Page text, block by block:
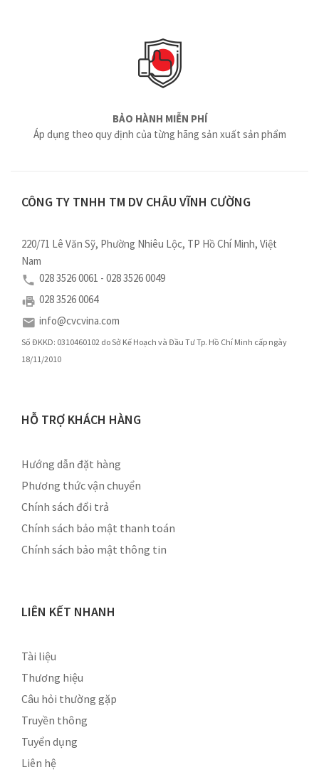
BẢO HÀNH MIỄN PHÍ
Áp dụng theo quy định của từng hãng sản xuất sản phẩm
CÔNG TY TNHH TM DV CHÂU VĨNH CƯỜNG
220/71 Lê Văn Sỹ, Phường Nhiêu Lộc, TP Hồ Chí Minh, Việt
Nam
028 3526 0061 - 028 3526 0049
028 3526 0064
info@cvcvina.com
Số ĐKKD: 0310460102 do Sở Kế Hoạch và Đầu Tư Tp. Hồ Chí Minh cấp ngày
18/11/2010
HỖ TRỢ KHÁCH HÀNG
Hướng dẫn đặt hàng
Phương thức vận chuyển
Chính sách đổi trả
Chính sách bảo mật thanh toán
Chính sách bảo mật thông tin
LIÊN KẾT NHANH
Tài liệu
Thương hiệu
Câu hỏi thường gặp
Truyền thông
Tuyển dụng
Liên hệ